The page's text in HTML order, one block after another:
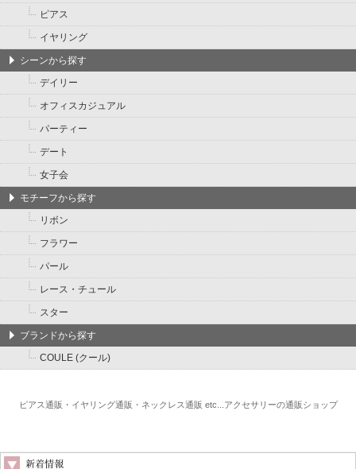
ピアス
イヤリング
シーンから探す
デイリー
オフィスカジュアル
パーティー
デート
女子会
モチーフから探す
リボン
フラワー
パール
レース・チュール
スター
ブランドから探す
COULE (クール)
ピアス通販・イヤリング通販・ネックレス通販 etc...アクセサリーの通販ショップ